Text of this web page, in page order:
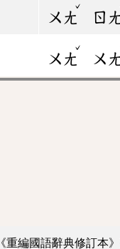
ㄨㄤ
ˇ
ㄖㄤ
ㄨㄤ
ˇ
ㄨㄤ
《重編國語辭典修訂本